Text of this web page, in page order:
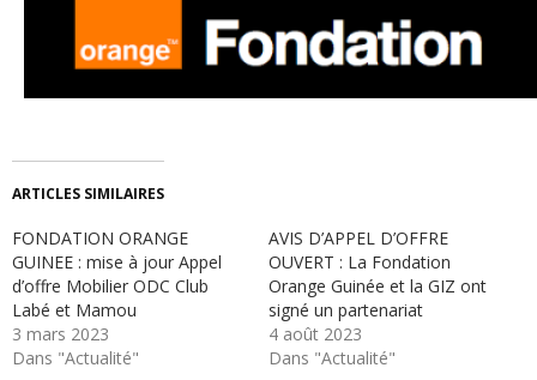
ARTICLES SIMILAIRES
FONDATION ORANGE
GUINEE : mise à jour Appel
d’offre Mobilier ODC Club
Labé et Mamou
3 mars 2023
Dans "Actualité"
AVIS D’APPEL D’OFFRE
OUVERT : La Fondation
Orange Guinée et la GIZ ont
signé un partenariat
4 août 2023
Dans "Actualité"